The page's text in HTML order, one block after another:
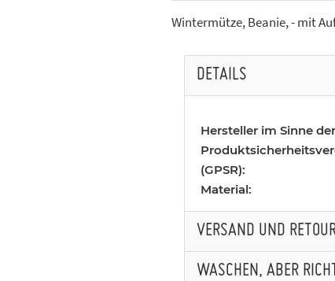
Wintermütze, Beanie, - mit
DETAILS
Hersteller im Sinne der
(GPSR):
Material:
VERSAND UND
WASCHEN, ABER